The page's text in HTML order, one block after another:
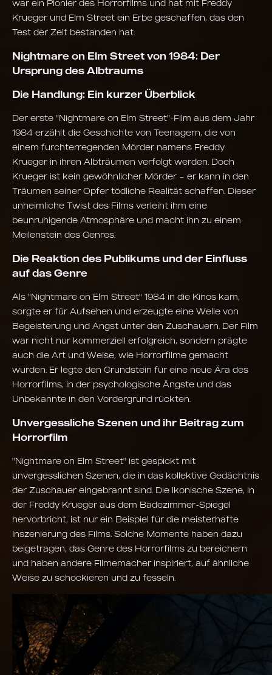
war ein Pionier des Horrorfilms und hat mit Freddy
Krueger und Elm Street ein Erbe geschaffen, das den
Test der Zeit bestanden hat.
Nightmare on Elm Street von 1984: Der
Ursprung des Albtraums
Die Handlung: Ein kurzer Überblick
Der erste "Nightmare on Elm Street"-Film aus dem Jahr
1984 erzählt die Geschichte von Teenagern, die von
einem furchterregenden Mörder namens Freddy
Krueger in ihren Albträumen verfolgt werden. Doch
Krueger ist kein gewöhnlicher Mörder – er kann in den
Träumen seiner Opfer tödliche Realität schaffen. Dieser
unheimliche Twist des Films verleiht ihm eine
beunruhigende Atmosphäre und macht ihn zu einem
Meilenstein des Genres.
Die Reaktion des Publikums und der Einfluss
auf das Genre
Als "Nightmare on Elm Street" 1984 in die Kinos kam,
sorgte er für Aufsehen und erzeugte eine Welle von
Begeisterung und Angst unter den Zuschauern. Der Film
war nicht nur kommerziell erfolgreich, sondern prägte
auch die Art und Weise, wie Horrorfilme gemacht
wurden. Er legte den Grundstein für eine neue Ära des
Horrorfilms, in der psychologische Ängste und das
Unbekannte in den Vordergrund rückten.
Unvergessliche Szenen und ihr Beitrag zum
Horrorfilm
"Nightmare on Elm Street" ist gespickt mit
unvergesslichen Szenen, die in das kollektive Gedächtnis
der Zuschauer eingebrannt sind. Die ikonische Szene, in
der Freddy Krueger aus dem Badezimmer-Spiegel
hervorbricht, ist nur ein Beispiel für die meisterhafte
Inszenierung des Films. Solche Momente haben dazu
beigetragen, das Genre des Horrorfilms zu bereichern
und haben andere Filmemacher inspiriert, auf ähnliche
Weise zu schockieren und zu fesseln.